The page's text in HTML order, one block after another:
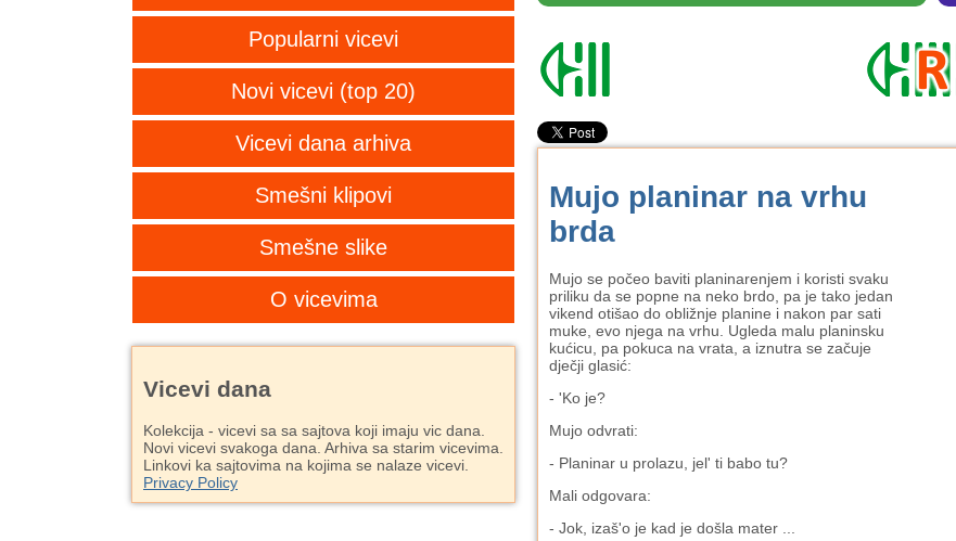
Popularni vicevi
Novi vicevi (top 20)
Vicevi dana arhiva
Smešni klipovi
Smešne slike
O vicevima
Mujo planinar na vrhu
brda
Mujo se počeo baviti planinarenjem i koristi svaku
priliku da se popne na neko brdo, pa je tako jedan
vikend otišao do obližnje planine i nakon par sati
muke, evo njega na vrhu. Ugleda malu planinsku
kućicu, pa pokuca na vrata, a iznutra se začuje
dječji glasić:
- 'Ko je?
Mujo odvrati:
- Planinar u prolazu, jel' ti babo tu?
Mali odgovara:
- Jok, izaš'o je kad je došla mater ...
Vicevi dana
Kolekcija - vicevi sa sa sajtova koji imaju vic dana.
Novi vicevi svakoga dana. Arhiva sa starim vicevima.
Linkovi ka sajtovima na kojima se nalaze vicevi.
Privacy Policy